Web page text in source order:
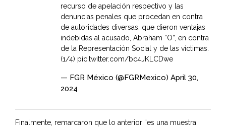
recurso de apelación respectivo y las
denuncias penales que procedan en contra
de autoridades diversas, que dieron ventajas
indebidas al acusado, Abraham “O”, en contra
de la Representación Social y de las víctimas.
(1/4) pic.twitter.com/bc4JKLCDwe
— FGR México (@FGRMexico) April 30,
2024
Finalmente, remarcaron que lo anterior “es una muestra